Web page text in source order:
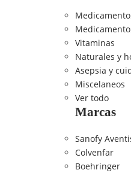
Vitaminas
Naturales y
Asepsia y
Miscelaneos
Ver todo
Marcas
Sanofy
Colvenfar
Boehringer